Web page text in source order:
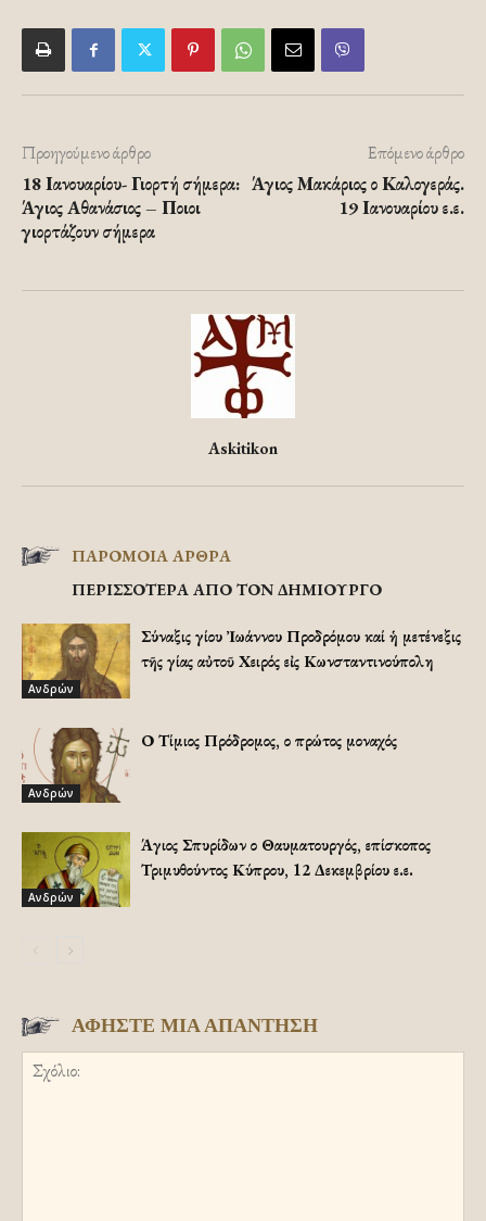
Προηγούμενο άρθρο
18 Ιανουαρίου- Γιορτή σήμερα:
Άγιος Αθανάσιος – Ποιοι
γιορτάζουν σήμερα
Επόμενο άρθρο
Άγιος Μακάριος ο Καλογεράς.
19 Ιανουαρίου ε.ε.
Askitikon
ΠΑΡΟΜΟΙΑ ΑΡΘΡΑ
ΠΕΡΙΣΣΟΤΕΡΑ ΑΠΟ ΤΟΝ ΔΗΜΙΟΥΡΓΟ
Ανδρών
Σύναξις Ἁγίου Ἰωάννου Προδρόμου καί ἡ μετένεξις
τῆς Ἁγίας αὐτοῦ Χειρός εἰς Κωνσταντινούπολη
Ανδρών
Ο Τίμιος Πρόδρομος, ο πρώτος μοναχός
Ανδρών
Άγιος Σπυρίδων ο Θαυματουργός, επίσκοπος
Τριμυθούντος Κύπρου, 12 Δεκεμβρίου ε.ε.
ΑΦΗΣΤΕ ΜΙΑ ΑΠΑΝΤΗΣΗ